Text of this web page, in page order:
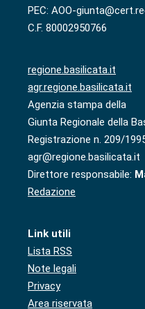
PEC: AOO-
C.F. 80002950766
regione.basilicata.it
agr.regione.basilicata.it
Agenzia stampa della
Giunta Regionale della
Registrazione n. 209/
agr@regione.basilicata.it
Direttore responsabile:
Redazione
Link utili
Lista RSS
Note legali
Privacy
Area riservata